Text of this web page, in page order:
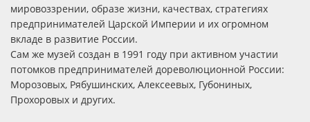
мировоззрении, образе жизни, качествах, стратегиях
предпринимателей Царской Империи и их огромном
вкладе в развитие России.
Сам же музей создан в 1991 году при активном участии
потомков предпринимателей дореволюционной России:
Морозовых, Рябушинских, Алексеевых, Губониных,
Прохоровых и других.